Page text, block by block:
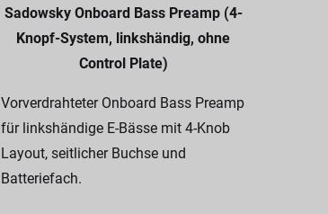
Sadowsky Onboard Bass Preamp (4-
Knopf-System, linkshändig, ohne
Control Plate)
Vorverdrahteter Onboard Bass Preamp
für linkshändige E-Bässe mit 4-Knob
Layout, seitlicher Buchse und
Batteriefach.